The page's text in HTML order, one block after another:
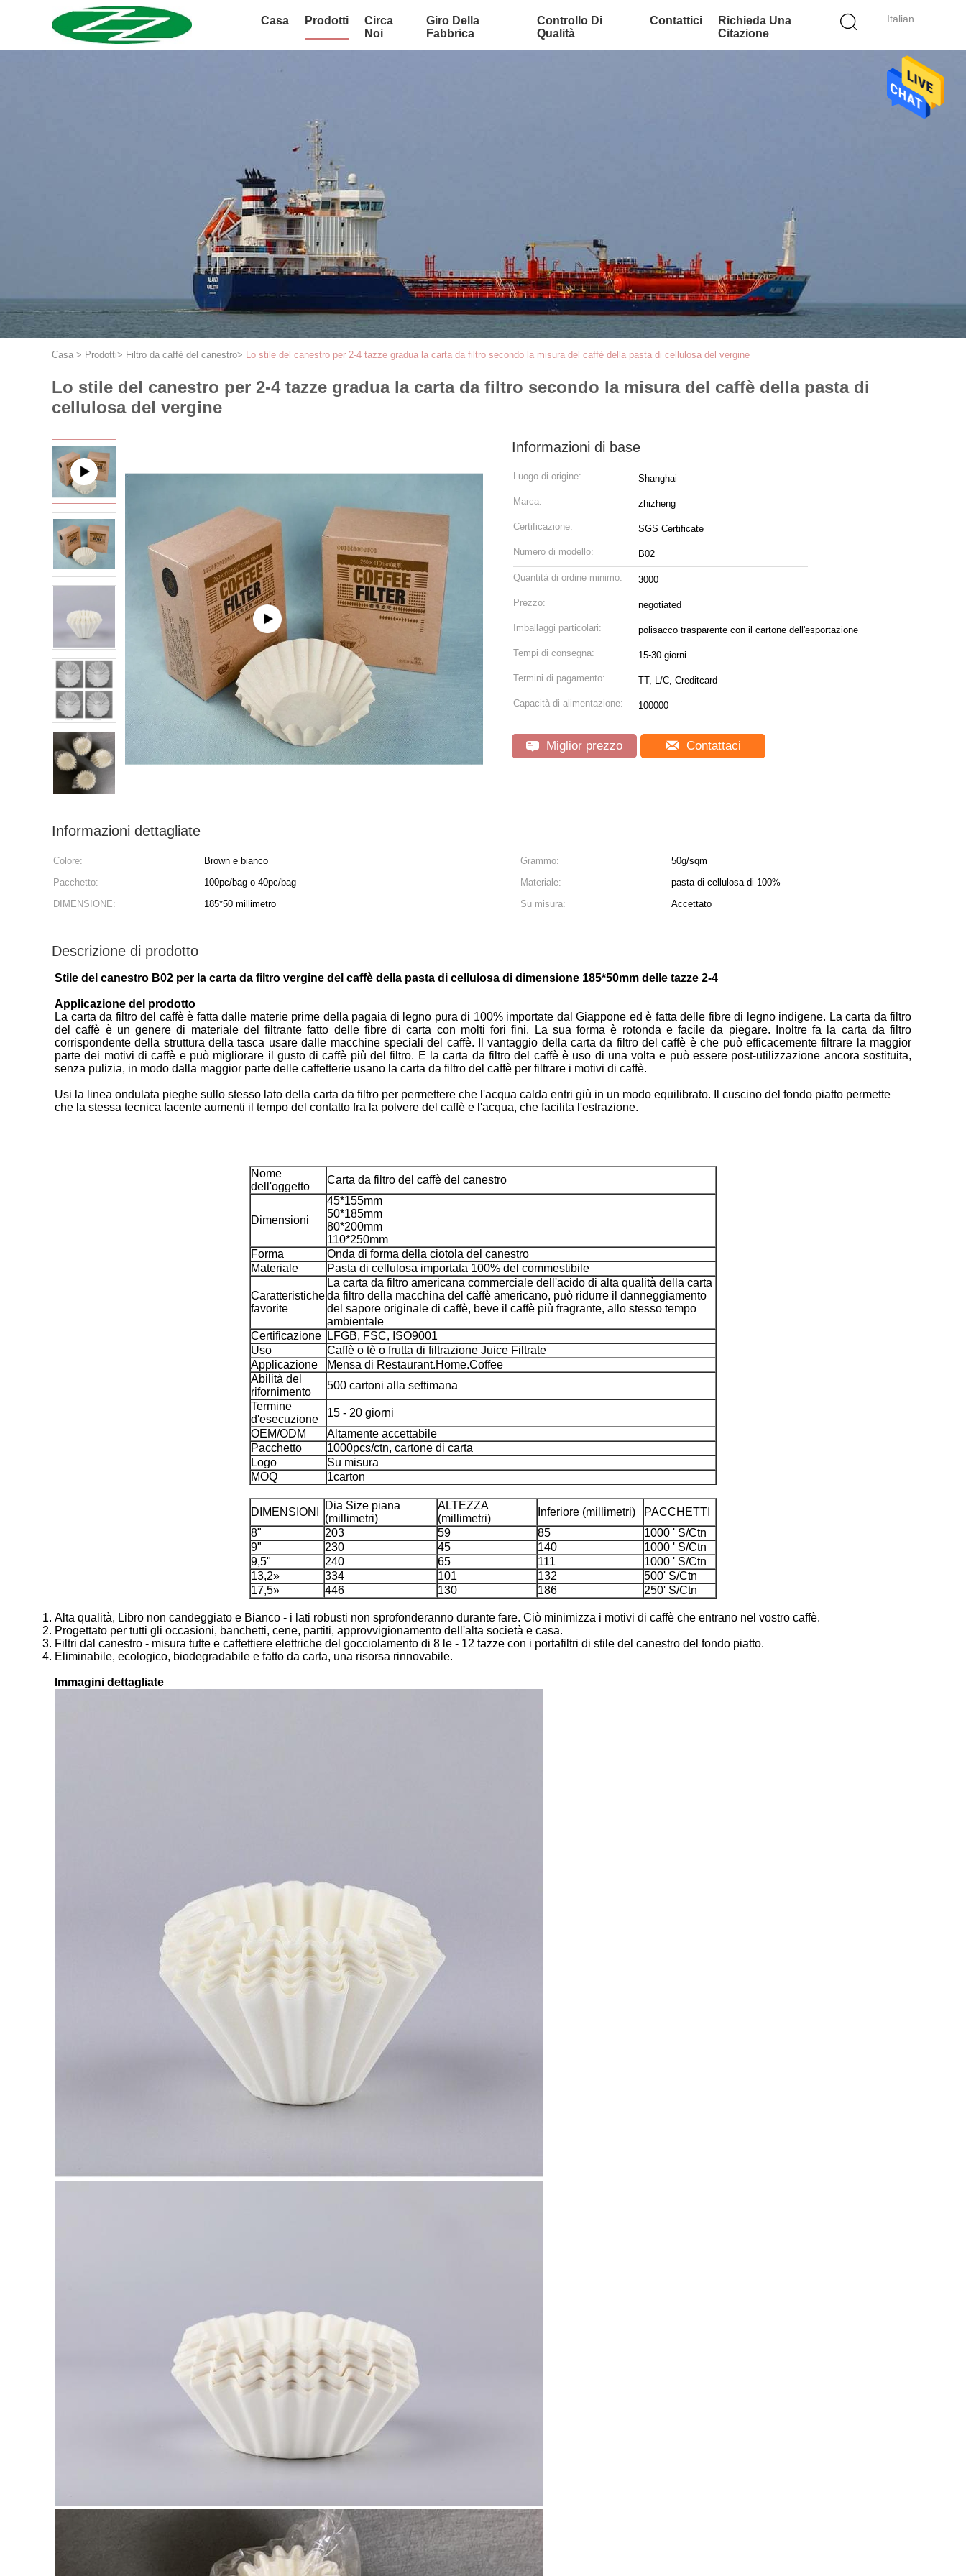
Italian
Casa Prodotti
Circa
Noi
Giro Della
Fabbrica
Controllo Di
Qualità
Contattici
Richieda Una
Citazione
Casa > Prodotti> Filtro da caffè del canestro> Lo stile del canestro per 2-4 tazze gradua la carta da filtro secondo la misura del caffè della pasta di cellulosa del vergine
Lo stile del canestro per 2-4 tazze gradua la carta da filtro secondo la misura del caffè della pasta di
cellulosa del vergine
Informazioni di base
Luogo di origine: Shanghai
Marca: zhizheng
Certificazione: SGS Certificate
Numero di modello: B02
Quantità di ordine minimo: 3000
Prezzo: negotiated
Imballaggi particolari: polisacco trasparente con il cartone dell'esportazione
Tempi di consegna: 15-30 giorni
Termini di pagamento: TT, L/C, Creditcard
Capacità di alimentazione: 100000
Miglior prezzo Contattaci
Informazioni dettagliate
Colore: Brown e bianco Grammo:
50g/sqm
Pacchetto:
100pc/bag o 40pc/bag Materiale:
pasta di cellulosa di 100%
DIMENSIONE:
185*50 millimetro Su misura: Accettato
Descrizione di prodotto
Stile del canestro B02 per la carta da filtro vergine del caffè della pasta di cellulosa di dimensione 185*50mm delle tazze 2-4
Applicazione del prodotto
La carta da filtro del caffè è fatta dalle materie prime della pagaia di legno pura di 100% importate dal Giappone ed è fatta delle fibre di legno indigene. La carta da filtro
del caffè è un genere di materiale del filtrante fatto delle fibre di carta con molti fori fini. La sua forma è rotonda e facile da piegare. Inoltre fa la carta da filtro
corrispondente della struttura della tasca usare dalle macchine speciali del caffè. Il vantaggio della carta da filtro del caffè è che può efficacemente filtrare la maggior
parte dei motivi di caffè e può migliorare il gusto di caffè più del filtro. E la carta da filtro del caffè è uso di una volta e può essere post-utilizzazione ancora sostituita,
senza pulizia, in modo dalla maggior parte delle caffetterie usano la carta da filtro del caffè per filtrare i motivi di caffè.
Usi la linea ondulata pieghe sullo stesso lato della carta da filtro per permettere che l'acqua calda entri giù in un modo equilibrato. Il cuscino del fondo piatto permette
che la stessa tecnica facente aumenti il tempo del contatto fra la polvere del caffè e l'acqua, che facilita l'estrazione.
Nome
dell'oggetto
Carta da filtro del caffè del canestro
Dimensioni
45*155mm
50*185mm
80*200mm
110*250mm
Forma
Onda di forma della ciotola del canestro
Materiale
Pasta di cellulosa importata 100% del commestibile
Caratteristiche
favorite
La carta da filtro americana commerciale dell'acido di alta qualità della carta
da filtro della macchina del caffè americano, può ridurre il danneggiamento
del sapore originale di caffè, beve il caffè più fragrante, allo stesso tempo
ambientale
Certificazione
LFGB, FSC, ISO9001
Uso
Caffè o tè o frutta di filtrazione Juice Filtrate
Applicazione
Mensa di Restaurant.Home.Coffee
Abilità del
rifornimento
500 cartoni alla settimana
Termine
d'esecuzione
15 - 20 giorni
OEM/ODM
Altamente accettabile
Pacchetto
1000pcs/ctn, cartone di carta
Logo
Su misura
MOQ
1carton
DIMENSIONI
Dia Size piana
(millimetri)
ALTEZZA
(millimetri)
Inferiore (millimetri)
PACCHETTI
8"
203 59 85
1000 ' S/Ctn
9"
230 45 140
1000 ' S/Ctn
9,5"
240 65 111
1000 ' S/Ctn
13,2»
334 101 132
500' S/Ctn
17,5»
446 130 186 250' S/Ctn
Alta qualità, Libro non candeggiato e Bianco - i lati robusti non sprofonderanno durante fare. Ciò minimizza i motivi di caffè che entrano nel vostro caffè.
Progettato per tutti gli occasioni, banchetti, cene, partiti, approvvigionamento dell'alta società e casa.
Filtri dal canestro - misura tutte e caffettiere elettriche del gocciolamento di 8 le - 12 tazze con i portafiltri di stile del canestro del fondo piatto.
Eliminabile, ecologico, biodegradabile e fatto da carta, una risorsa rinnovabile.
Immagini dettagliate